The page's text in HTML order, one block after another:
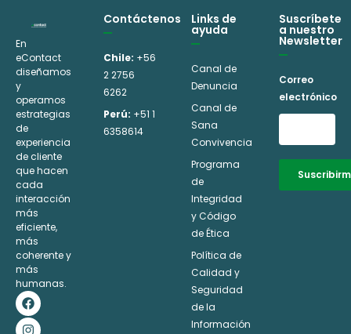
En
eContact
diseñamos
y
operamos
estrategias
de
experiencia
de cliente
que hacen
cada
interacción
más
eficiente,
más
coherente y
más
humanas.
F
a
c
I
n
s
L
i
n
Y
o
u
Contáctenos
Chile: +56
2 2756
6262
Perú: +51 1
6358614
Links de
ayuda
Canal de
Denuncia
Canal de
Sana
Convivencia
Programa
de
Integridad
y Código
de Ética
Política de
Calidad y
Seguridad
de la
Información
Suscríbete
a nuestro
Newsletter
Correo
electrónico